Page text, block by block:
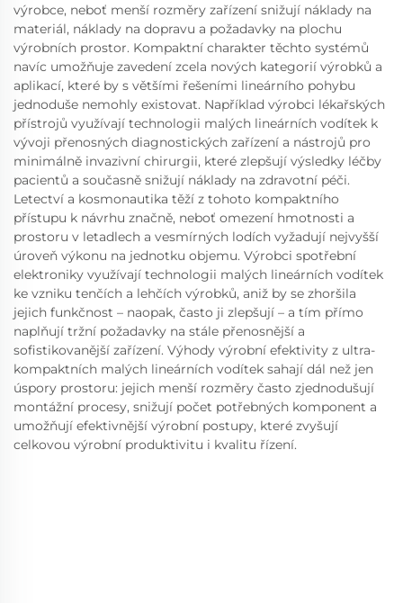
výrobce, neboť menší rozměry zařízení snižují náklady na
materiál, náklady na dopravu a požadavky na plochu
výrobních prostor. Kompaktní charakter těchto systémů
navíc umožňuje zavedení zcela nových kategorií výrobků a
aplikací, které by s většími řešeními lineárního pohybu
jednoduše nemohly existovat. Například výrobci lékařských
přístrojů využívají technologii malých lineárních vodítek k
vývoji přenosných diagnostických zařízení a nástrojů pro
minimálně invazivní chirurgii, které zlepšují výsledky léčby
pacientů a současně snižují náklady na zdravotní péči.
Letectví a kosmonautika těží z tohoto kompaktního
přístupu k návrhu značně, neboť omezení hmotnosti a
prostoru v letadlech a vesmírných lodích vyžadují nejvyšší
úroveň výkonu na jednotku objemu. Výrobci spotřební
elektroniky využívají technologii malých lineárních vodítek
ke vzniku tenčích a lehčích výrobků, aniž by se zhoršila
jejich funkčnost – naopak, často ji zlepšují – a tím přímo
naplňují tržní požadavky na stále přenosnější a
sofistikovanější zařízení. Výhody výrobní efektivity z ultra-
kompaktních malých lineárních vodítek sahají dál než jen
úspory prostoru: jejich menší rozměry často zjednodušují
montážní procesy, snižují počet potřebných komponent a
umožňují efektivnější výrobní postupy, které zvyšují
celkovou výrobní produktivitu i kvalitu řízení.